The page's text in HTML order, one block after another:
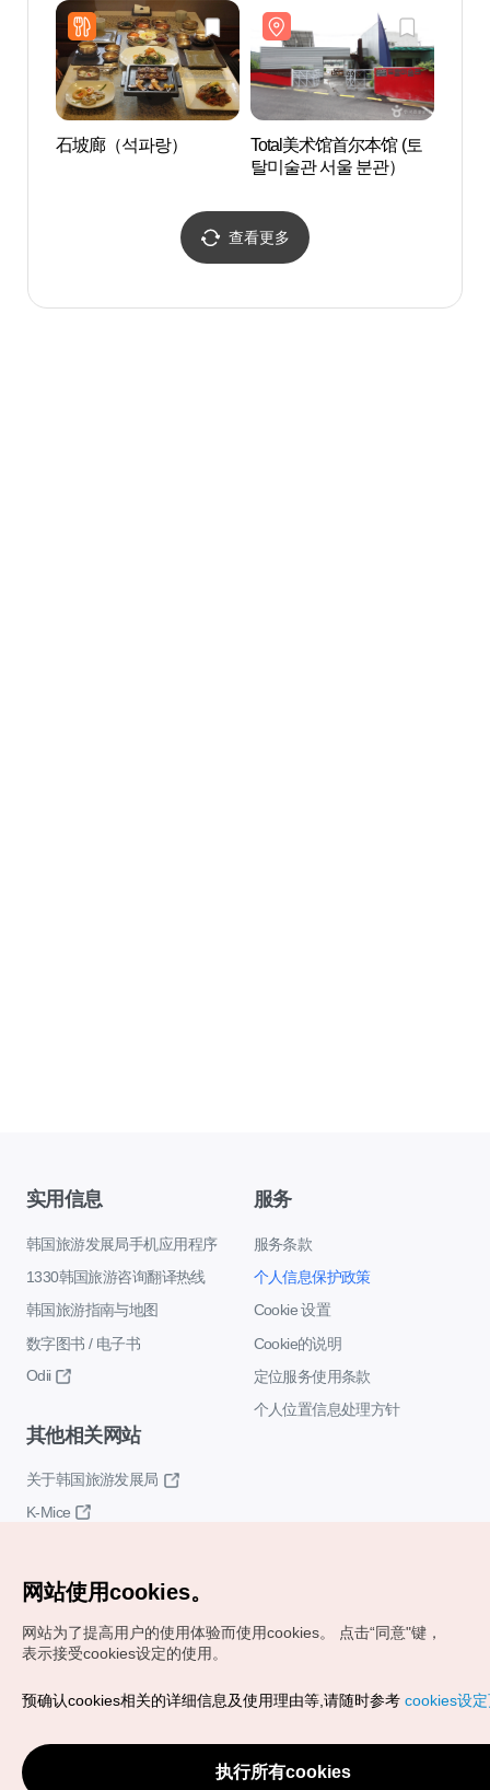
石坡廊（석파랑）
Total美术馆首尔本馆 (토
탈미술관 서울 분관）
查看更多
实用信息
韩国旅游发展局手机应用程序
1330韩国旅游咨询翻译热线
韩国旅游指南与地图
数字图书 / 电子书
Odii
服务
服务条款
个人信息保护政策
Cookie 设置
Cookie的说明
定位服务使用条款
个人位置信息处理方针
其他相关网站
关于韩国旅游发展局
K-Mice
Copyrights (c) 韩国旅游发展局版权所有
VISITKOREA官方邮箱
chnsim@knto.or.kr
网站使用cookies。
网站为了提高用户的使用体验而使用cookies。
点击“同意"键，
表示接受cookies设定的使用。
预确认cookies相关的详细信息及使用理由等,请随时参考 cookies设
执行所有cookies